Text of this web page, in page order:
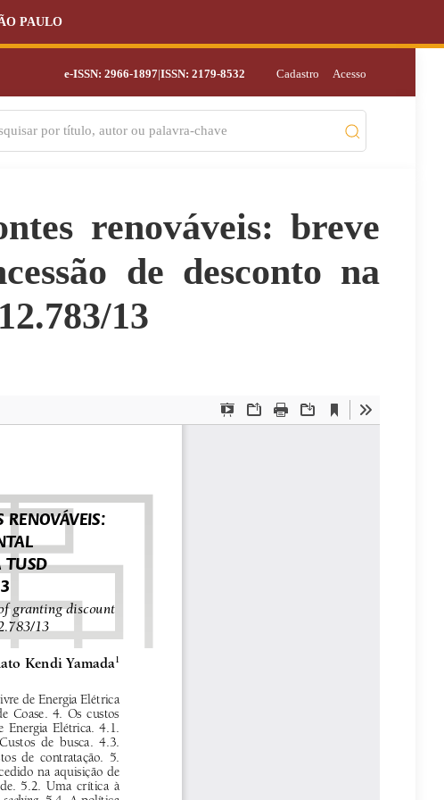
PAULO
e-ISSN: 2966-1897|ISSN: 2179-8532 Cadastro Acesso
renováveis: breve
de desconto na
13